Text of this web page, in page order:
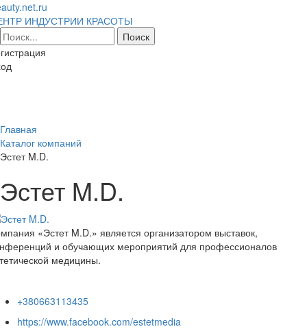
ИНДУСТРИИ КРАСОТЫ
Главная
Каталог компаний
Эстет M.D.
Эстет M.D.
«Эстет M.D.» является организатором выставок,
и обучающих мероприятий для профессионалов
медицины.
+380663113435
https://www.facebook.com/estetmedia